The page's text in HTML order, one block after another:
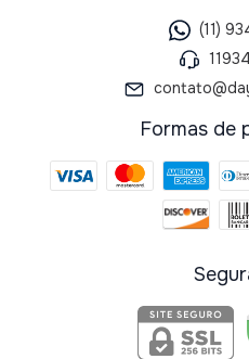
(11)
Formas de